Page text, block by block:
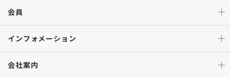
会員
インフォメーション
会社案内